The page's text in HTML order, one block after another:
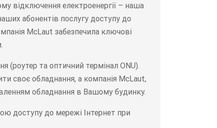
відключення електроенергії – наша
абонентів послугу доступу до
McLaut забезпечила ключові
(роутер та оптичний термінал ONU).
своє обладнання, а компанія McLaut,
обладнання в Вашому будинку.
доступу до мережі Інтернет при